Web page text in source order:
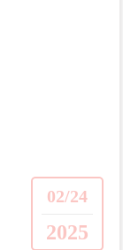
02/24
2025